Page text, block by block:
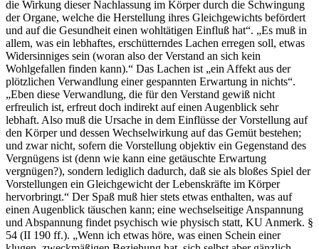
die Wirkung dieser Nachlassung im Körper durch die Schwingung
der Organe, welche die Herstellung ihres Gleichgewichts befördert
und auf die Gesundheit einen wohltätigen Einfluß hat“. „Es muß in
allem, was ein lebhaftes, erschütterndes Lachen erregen soll, etwas
Widersinniges sein (woran also der Verstand an sich kein
Wohlgefallen finden kann).“ Das Lachen ist „ein Affekt aus der
plötzlichen Verwandlung einer gespannten Erwartung in nichts“.
„Eben diese Verwandlung, die für den Verstand gewiß nicht
erfreulich ist, erfreut doch indirekt auf einen Augenblick sehr
lebhaft. Also muß die Ursache in dem Einflüsse der Vorstellung auf
den Körper und dessen Wechselwirkung auf das Gemüt bestehen;
und zwar nicht, sofern die Vorstellung objektiv ein Gegenstand des
Vergnügens ist (denn wie kann eine getäuschte Erwartung
vergnügen?), sondern lediglich dadurch, daß sie als bloßes Spiel der
Vorstellungen ein Gleichgewicht der Lebenskräfte im Körper
hervorbringt.“ Der Spaß muß hier stets etwas enthalten, was auf
einen Augenblick täuschen kann; eine wechselseitige Anspannung
und Abspannung findet psychisch wie physisch statt, KU Anmerk. §
54 (II 190 ff.). „Wenn ich etwas höre, was einen Schein einer